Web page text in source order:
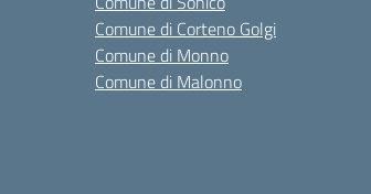
Comune di Corteno Golgi
Comune di Monno
Comune di Malonno